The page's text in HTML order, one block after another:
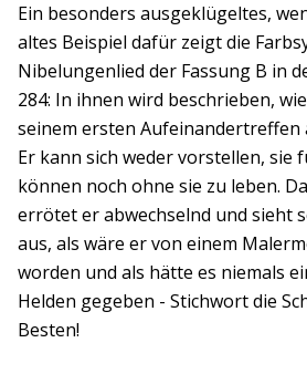
Ein besonders ausgeklügeltes,
altes Beispiel dafür zeigt die
Nibelungenlied der Fassung B in
284: In ihnen wird beschrieben,
seinem ersten Aufeinandertreffen
Er kann sich weder vorstellen, sie
können noch ohne sie zu leben.
errötet er abwechselnd und sieht
aus, als wäre er von einem
worden und als hätte es niemals
Helden gegeben - Stichwort die
Besten!